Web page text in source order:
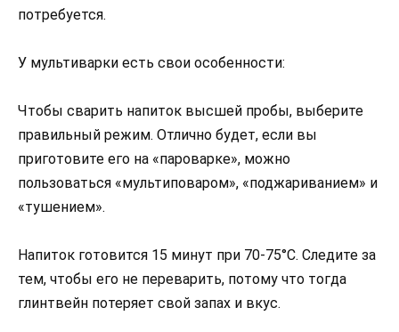
потребуется.
У мультиварки есть свои особенности:
Чтобы сварить напиток высшей пробы, выберите
правильный режим. Отлично будет, если вы
приготовите его на «пароварке», можно
пользоваться «мультиповаром», «поджариванием» и
«тушением».
Напиток готовится 15 минут при 70-75°C. Следите за
тем, чтобы его не переварить, потому что тогда
глинтвейн потеряет свой запах и вкус.